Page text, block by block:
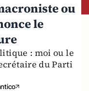
ou
le
: moi ou le
du Parti